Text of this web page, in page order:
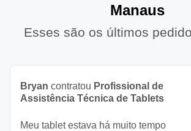
Manaus
Esses são os últimos
Bryan contratou Profissional de
Assistência Técnica de Tablets
Meu tablet estava há muito tempo